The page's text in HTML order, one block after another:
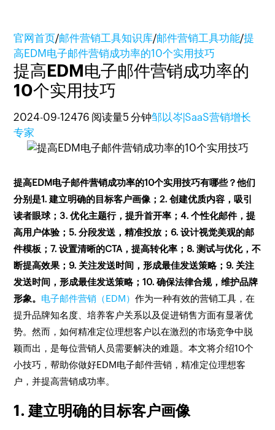
官网首页/邮件营销工具知识库/邮件营销工具功能/提
高EDM电子邮件营销成功率的10个实用技巧
提高EDM电子邮件营销成功率的
10个实用技巧
2024-09-12476 阅读量5 分钟邹以岑|SaaS营销增长
专家
提高EDM电子邮件营销成功率的10个实用技巧有哪些？他们
分别是1. 建立明确的目标客户画像；2. 创建优质内容，吸引
读者眼球；3. 优化主题行，提升首开率；4. 个性化邮件，提
高用户体验；5. 分段发送，精准投放；6. 设计视觉美观的邮
件模板；7. 设置清晰的CTA，提高转化率；8. 测试与优化，不
断提高效果；9. 关注发送时间，形成最佳发送策略；9. 关注
发送时间，形成最佳发送策略；10. 确保法律合规，维护品牌
形象。 电子邮件营销（EDM）作为一种有效的营销工具，在
提升品牌知名度、培养客户关系以及促进销售方面有显著优
势。然而，如何精准定位理想客户以在激烈的市场竞争中脱
颖而出，是每位营销人员需要解决的难题。本文将介绍10个
小技巧，帮助你做好EDM电子邮件营销，精准定位理想客
户，并提高营销成功率。
1. 建立明确的目标客户画像